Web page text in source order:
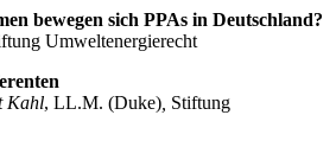
bewegen sich PPAs in Deutschland?
Umweltenergierecht
Kahl, LL.M. (Duke) Stiftung